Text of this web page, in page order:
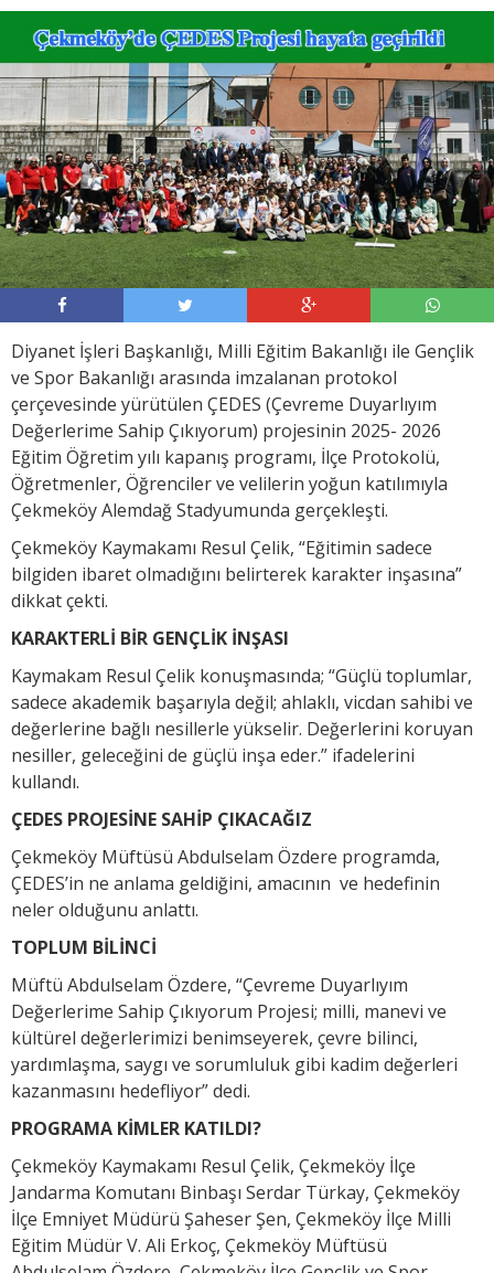
Diyanet İşleri Başkanlığı, Milli Eğitim Bakanlığı ile Gençlik
ve Spor Bakanlığı arasında imzalanan protokol
çerçevesinde yürütülen ÇEDES (Çevreme Duyarlıyım
Değerlerime Sahip Çıkıyorum) projesinin 2025- 2026
Eğitim Öğretim yılı kapanış programı, İlçe Protokolü,
Öğretmenler, Öğrenciler ve velilerin yoğun katılımıyla
Çekmeköy Alemdağ Stadyumunda gerçekleşti.
Çekmeköy Kaymakamı Resul Çelik, “Eğitimin sadece
bilgiden ibaret olmadığını belirterek karakter inşasına”
dikkat çekti.
KARAKTERLİ BİR GENÇLİK İNŞASI
Kaymakam Resul Çelik konuşmasında; “Güçlü toplumlar,
sadece akademik başarıyla değil; ahlaklı, vicdan sahibi ve
değerlerine bağlı nesillerle yükselir. Değerlerini koruyan
nesiller, geleceğini de güçlü inşa eder.” ifadelerini
kullandı.
ÇEDES PROJESİNE SAHİP ÇIKACAĞIZ
Çekmeköy Müftüsü Abdulselam Özdere programda,
ÇEDES’in ne anlama geldiğini, amacının ve hedefinin
neler olduğunu anlattı.
TOPLUM BİLİNCİ
Müftü Abdulselam Özdere, “Çevreme Duyarlıyım
Değerlerime Sahip Çıkıyorum Projesi; milli, manevi ve
kültürel değerlerimizi benimseyerek, çevre bilinci,
yardımlaşma, saygı ve sorumluluk gibi kadim değerleri
kazanmasını hedefliyor” dedi.
PROGRAMA KİMLER KATILDI?
Çekmeköy Kaymakamı Resul Çelik, Çekmeköy İlçe
Jandarma Komutanı Binbaşı Serdar Türkay, Çekmeköy
İlçe Emniyet Müdürü Şaheser Şen, Çekmeköy İlçe Milli
Eğitim Müdür V. Ali Erkoç, Çekmeköy Müftüsü